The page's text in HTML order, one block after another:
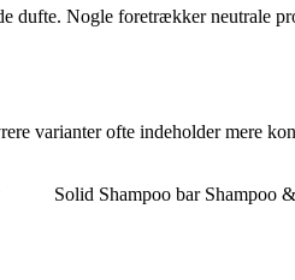
Nogle foretrækker neutrale
varianter ofte indeholder mere
Solid Shampoo bar Shampoo